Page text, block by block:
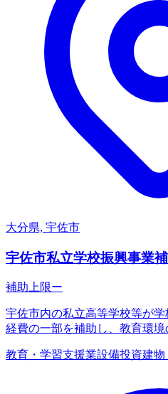
大分県, 宇佐市
宇佐市私立学校振興事業
補助上限ー
宇佐市内の私立高等学校等が
経費の一部を補助し、教育環境
教育・学習支援業設備投資建物